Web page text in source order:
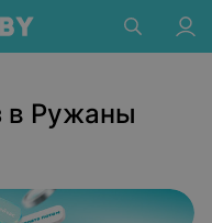
в Ружаны